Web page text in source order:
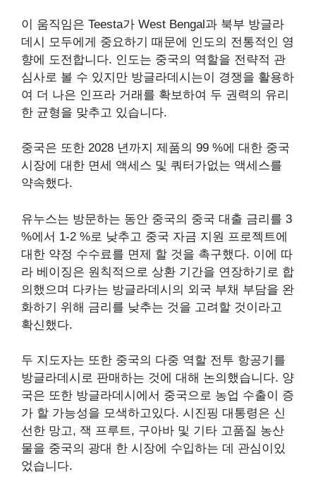
이 움직임은 Teesta가 West Bengal과 북부 방글라
데시 모두에게 중요하기 때문에 인도의 전통적인 영
향에 도전합니다. 인도는 중국의 역할을 전략적 관
심사로 볼 수 있지만 방글라데시는이 경쟁을 활용하
여 더 나은 인프라 거래를 확보하여 두 권력의 유리
한 균형을 맞추고 있습니다.
중국은 또한 2028 년까지 제품의 99 %에 대한 중국
시장에 대한 면세 액세스 및 쿼터가없는 액세스를
약속했다.
유누스는 방문하는 동안 중국의 중국 대출 금리를 3
%에서 1-2 %로 낮추고 중국 자금 지원 프로젝트에
대한 약정 수수료를 면제 할 것을 촉구했다. 이에 따
라 베이징은 원칙적으로 상환 기간을 연장하기로 합
의했으며 다카는 방글라데시의 외국 부채 부담을 완
화하기 위해 금리를 낮추는 것을 고려할 것이라고
확신했다.
두 지도자는 또한 중국의 다중 역할 전투 항공기를
방글라데시로 판매하는 것에 대해 논의했습니다. 양
국은 또한 방글라데시에서 중국으로 농업 수출이 증
가 할 가능성을 모색하고있다. 시진핑 대통령은 신
선한 망고, 잭 프루트, 구아바 및 기타 고품질 농산
물을 중국의 광대 한 시장에 수입하는 데 관심이있
었습니다.